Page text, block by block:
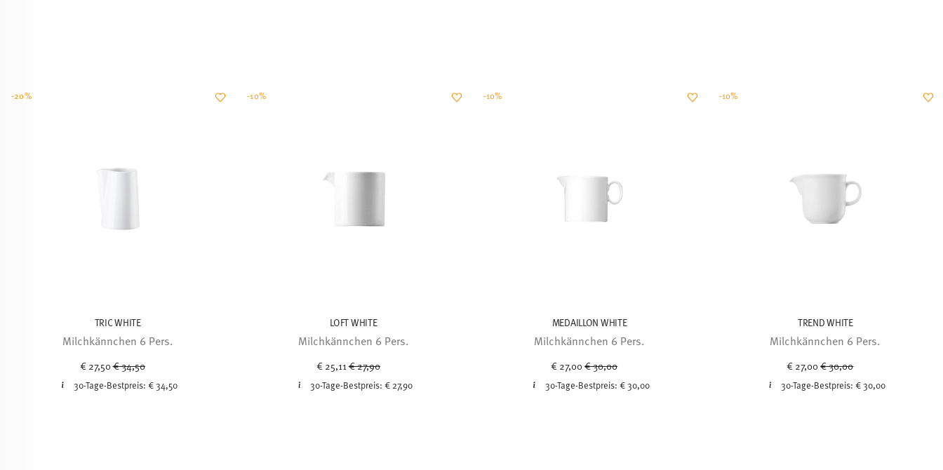
TRIC WHITE
Milchkännchen 6 Pers.
€ 27,50 Price reduced from
€ 34,50
30-Tage-Bestpreis: € 34,50
-20%
LOFT WHITE
Milchkännchen 6 Pers.
€ 25,11 Price reduced from
€ 27,90
30-Tage-Bestpreis:€ 27,90
-10%
MEDAILLON WHITE
Milchkännchen 6 Pers.
€ 27,00 Price reduced from
€ 30,00
30-Tage-Bestpreis: € 30,00
-10%
TREND WHITE
Milchkännchen 6 Pers.
€ 27,00Price reduced from
€ 30,00
30-Tage-Bestpreis:€ 30,00
-10%